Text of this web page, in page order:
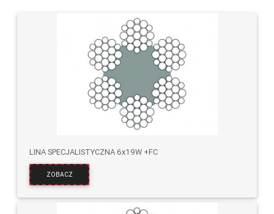
LINA SPECJALISTYCZNA 6x19W +FC
ZOBACZ